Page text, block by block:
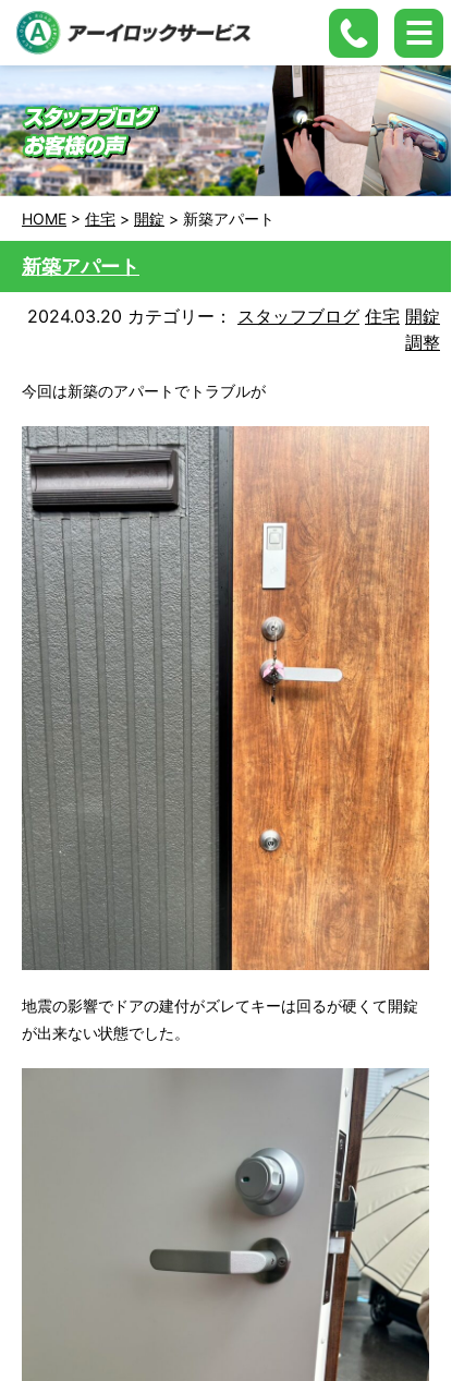
HOME > 住宅 > 開錠 > 新築アパート
新築アパート
2024.03.20 カテゴリー： スタッフブログ 住宅 開錠
調整
今回は新築のアパートでトラブルが
地震の影響でドアの建付がズレてキーは回るが硬くて開錠
が出来ない状態でした。